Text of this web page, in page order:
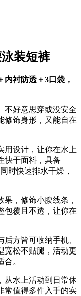
装短裤
衬防透＋3口袋，
不好意思穿或没安全
修饰身形，又能自在
用设计，让你在水上
快干面料，具备
时快速排水干燥，
，修饰小腹线条，
包覆且不透，让你在
方皆可收纳手机、
宽松不贴腿，活动更
。
从水上活动到日常休
常值得多件入手的实